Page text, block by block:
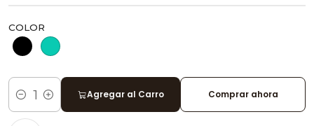
COLOR
Cantidad
Agregar al Carro Comprar ahora